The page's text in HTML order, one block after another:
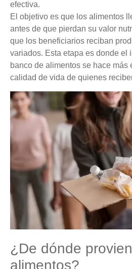
efectiva.
El objetivo es que los alimentos
antes de que pierdan su valor
que los beneficiarios reciban
variados. Esta etapa es donde el
banco de alimentos se hace más
calidad de vida de quienes
¿De dónde
alimentos?